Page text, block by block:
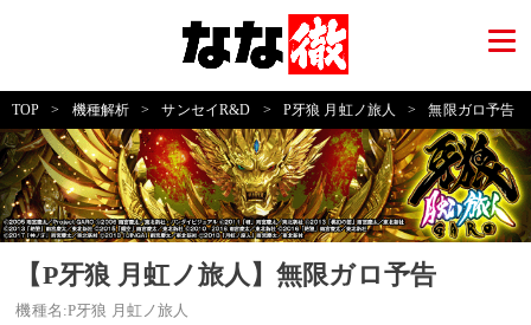
TOP > 機種解析 > サンセイR&D > P牙狼 月虹ノ旅人 > 無限ガロ予告
【P牙狼 月虹ノ旅人】無限ガロ予告
機種名:P牙狼 月虹ノ旅人